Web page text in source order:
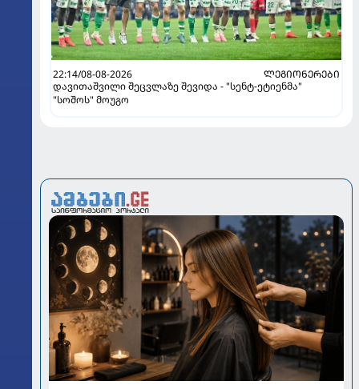
22:14/08-08-2026
ᲚᲔᲒᲘᲝᲜᲔᲠᲔᲑᲘ
დავითაშვილი შეცვლაზე შევიდა - "სენტ-ეტიენმა"
"სოშოს" მოუგო